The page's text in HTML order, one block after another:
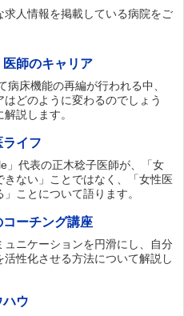
求人情報を掲載している病院をご
医師のキャリア
病床機能の再編が行われる中、
はどのように変わるのでしょう
説します。
イフ
」代表の正木稔子医師が、「女
きない」ことではなく、「女性医
ことについて語ります。
コーチング講座
ュニケーションを円滑にし、自分
活性化させる方法について解説し
ハウ